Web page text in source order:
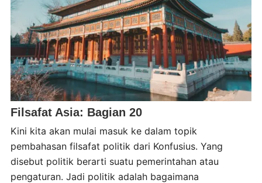
Filsafat Asia: Bagian 20
Kini kita akan mulai masuk ke dalam topik
pembahasan filsafat politik dari Konfusius. Yang
disebut politik berarti suatu pemerintahan atau
pengaturan. Jadi politik adalah bagaimana